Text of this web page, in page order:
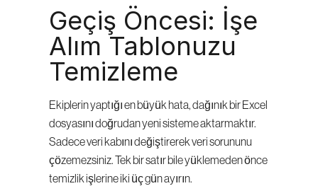
Geçiş Öncesi: İşe
Alım Tablonuzu
Temizleme
Ekiplerin yaptığı en büyük hata, dağınık bir Excel
dosyasını doğrudan yeni sisteme aktarmaktır.
Sadece veri kabını değiştirerek veri sorununu
çözemezsiniz. Tek bir satır bile yüklemeden önce
temizlik işlerine iki üç gün ayırın.